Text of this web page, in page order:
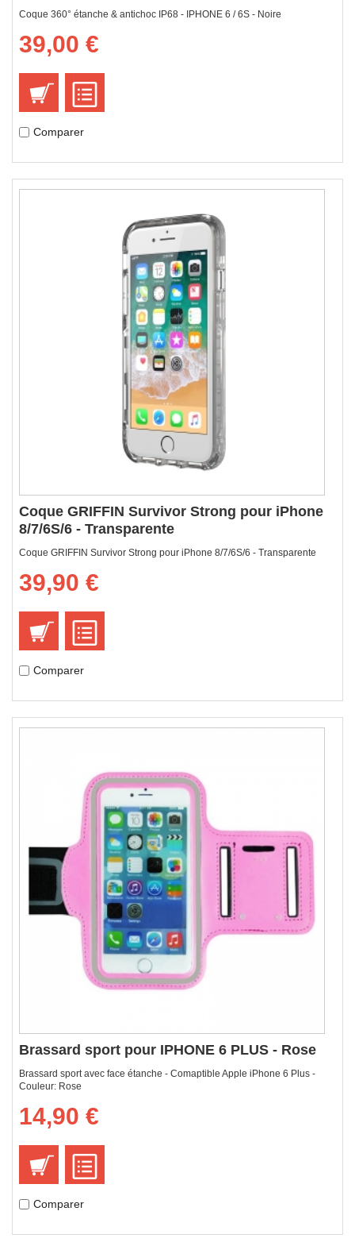
Coque 360° étanche & antichoc IP68 - IPHONE 6 / 6S - Noire
39,00 €
Comparer
Coque GRIFFIN Survivor Strong pour iPhone
8/7/6S/6 - Transparente
Coque GRIFFIN Survivor Strong pour iPhone 8/7/6S/6 - Transparente
39,90 €
Comparer
Brassard sport pour IPHONE 6 PLUS - Rose
Brassard sport avec face étanche - Comaptible Apple iPhone 6 Plus -
Couleur: Rose
14,90 €
Comparer